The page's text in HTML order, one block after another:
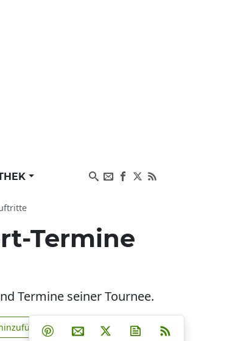
Termine
Termine seiner Tournee.
zu Google hinzufügen
Teilen auf Facebook
Teilen auf Whatsapp
Teilen auf Telegram
Teilen auf Pinterest
Per E-Mail teilen
Post auf XNewsletter